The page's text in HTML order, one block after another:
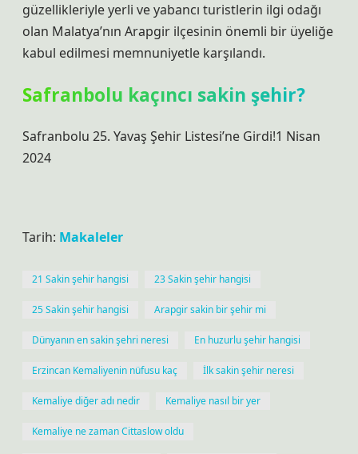
güzellikleriyle yerli ve yabancı turistlerin ilgi odağı
olan Malatya’nın Arapgir ilçesinin önemli bir üyeliğe
kabul edilmesi memnuniyetle karşılandı.
Safranbolu kaçıncı sakin şehir?
Safranbolu 25. Yavaş Şehir Listesi’ne Girdi!1 Nisan
2024
Tarih: Makaleler
21 Sakin şehir hangisi 23 Sakin şehir hangisi
25 Sakin şehir hangisi Arapgir sakin bir şehir mi
Dünyanın en sakin şehri neresi En huzurlu şehir hangisi
Erzincan Kemaliyenin nüfusu kaç İlk sakin şehir neresi
Kemaliye diğer adı nedir Kemaliye nasıl bir yer
Kemaliye ne zaman Cittaslow oldu